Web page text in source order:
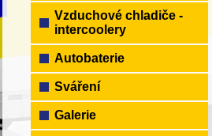
Vzduchové chladiče -
intercoolery
Autobaterie
Sváření
Galerie